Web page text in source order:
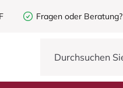
Fragen oder Beratung?